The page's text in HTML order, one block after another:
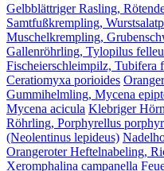
Gelbblättriger Rasling,
Samtfußkrempling,
Muschelkrempling,
Gallenröhrling, Tylopilus
Fischeierschleimpilz, Tubifera
Ceratiomyxa porioides
Gummihelmling, Mycena
Mycena acicula Klebriger
Röhrling, Porphyrellus
(Neolentinus lepideus)
Orangeroter Heftelnabeling,
Xeromphalina campanella